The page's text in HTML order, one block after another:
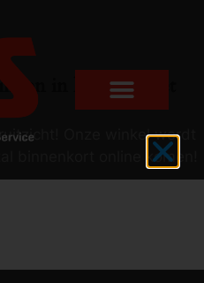
in het verschiet
Onze winkel wordt
binnenkort online komen!